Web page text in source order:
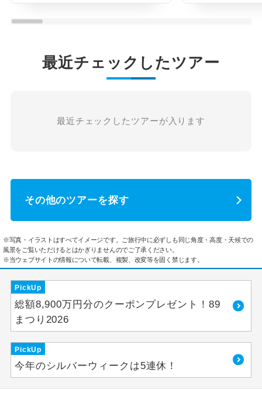
最近チェックしたツアー
最近チェックしたツアーが入ります
その他のツアーを探す
※写真・イラストはすべてイメージです。ご旅行中に必ずしも同じ角度・高度・天候での
風景をご覧いただけるとはかぎりませんのでご了承ください。
※当ウェブサイトの情報について転載、複製、改変等を固く禁じます。
PickUp
総額8,900万円分のクーポンプレゼント！89
まつり2026
PickUp
今年のシルバーウィークは5連休！